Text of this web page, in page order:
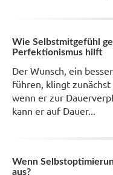
Wie Selbstmitgefühl
Perfektionismus hilft
Der Wunsch, ein
führen, klingt zunächst
wenn er zur
kann er auf Dauer...
Wenn
aus?